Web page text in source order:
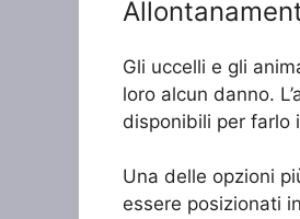
Gli uccelli e gli
loro alcun danno.
disponibili per farlo
Una delle opzioni
essere posizionati